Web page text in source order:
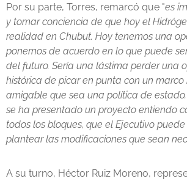
Por su parte, Torres, remarcó que "es
y tomar conciencia de que hoy el
realidad en Chubut. Hoy tenemos una
ponernos de acuerdo en lo que puede
del futuro. Sería una lástima perder una
histórica de picar en punta con un
amigable que sea una política de
se ha presentado un proyecto entiendo
todos los bloques, que el Ejecutivo
plantear las modificaciones que sean
A su turno, Héctor Ruiz Moreno,